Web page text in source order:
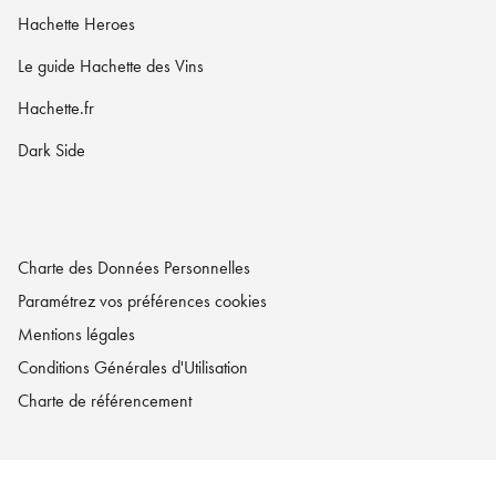
Hachette Heroes
Le guide Hachette des Vins
Hachette.fr
Dark Side
Charte des Données Personnelles
Paramétrez vos préférences cookies
Mentions légales
Conditions Générales d'Utilisation
Charte de référencement